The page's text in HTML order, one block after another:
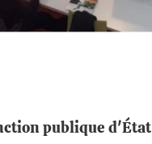
publique